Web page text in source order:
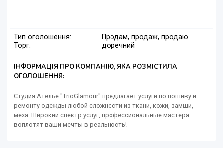
Тип оголошення:
Продам, продаж, продаю
Торг:
доречний
ІНФОРМАЦІЯ ПРО КОМПАНІЮ, ЯКА РОЗМІСТИЛА
ОГОЛОШЕННЯ:
Студия Ателье "TrioGlamour" предлагает услуги по пошиву и
ремонту одежды любой сложности из ткани, кожи, замши,
меха. Широкий спектр услуг, профессиональные мастера
воплотят ваши мечты в реальность!